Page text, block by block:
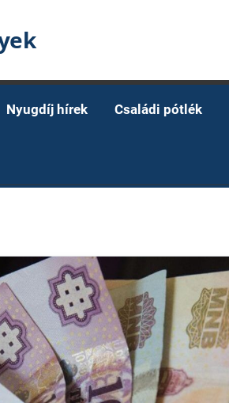
Nyugdíj hírek Családi pótlék